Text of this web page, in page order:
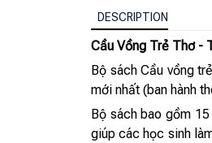
DESCRIPTION
Cầu Vồng Trẻ Thơ -
Bộ sách Cầu vồng
mới nhất (ban hành
Bộ sách bao gồm
giúp các học sinh